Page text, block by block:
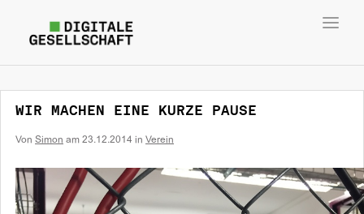
WIR MACHEN EINE KURZE PAUSE
Von Simon am 23.12.2014 in Verein